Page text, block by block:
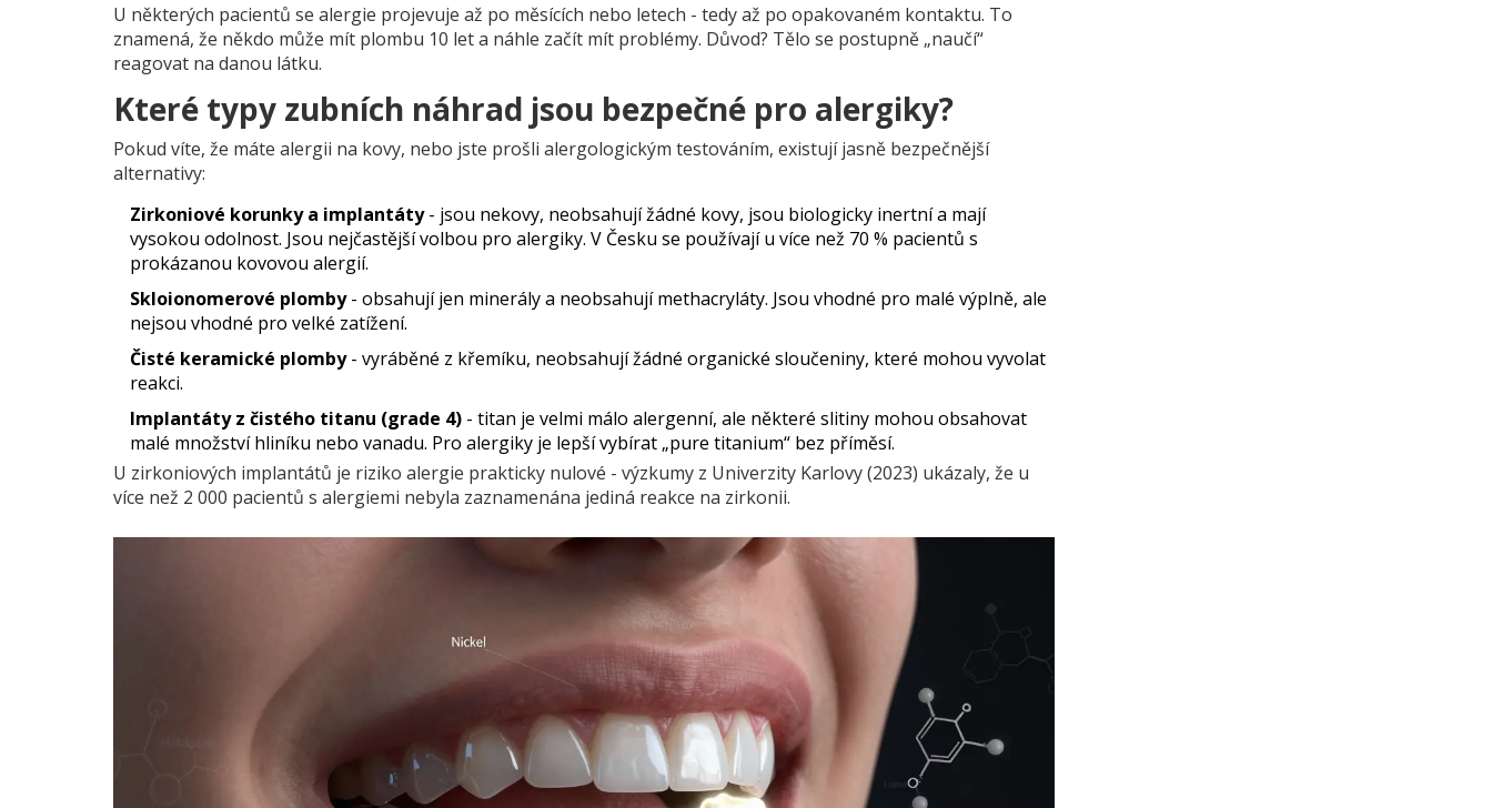
U některých pacientů se alergie projevuje až po měsících nebo letech - tedy až po opakovaném kontaktu. To
znamená, že někdo může mít plombu 10 let a náhle začít mít problémy. Důvod? Tělo se postupně „naučí“
reagovat na danou látku.
Které typy zubních náhrad jsou bezpečné pro alergiky?
Pokud víte, že máte alergii na kovy, nebo jste prošli alergologickým testováním, existují jasně bezpečnější
alternativy:
Zirkoniové korunky a implantáty- jsou nekovy, neobsahují žádné kovy, jsou biologicky inertní a mají
vysokou odolnost. Jsou nejčastější volbou pro alergiky. V Česku se používají u více než 70 % pacientů s
prokázanou kovovou alergií.
Skloionomerové plomby- obsahují jen minerály a neobsahují methacryláty. Jsou vhodné pro malé výplně, ale
nejsou vhodné pro velké zatížení.
Čisté keramické plomby- vyráběné z křemíku, neobsahují žádné organické sloučeniny, které mohou vyvolat
reakci.
Implantáty z čistého titanu (grade 4) - titan je velmi málo alergenní, ale některé slitiny mohou obsahovat
malé množství hliníku nebo vanadu. Pro alergiky je lepší vybírat „pure titanium“ bez příměsí.
U zirkoniových implantátů je riziko alergie prakticky nulové - výzkumy z Univerzity Karlovy (2023) ukázaly, že u
více než 2 000 pacientů s alergiemi nebyla zaznamenána jediná reakce na zirkonii.